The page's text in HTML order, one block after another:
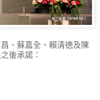
、蘇嘉全、賴清德及陳
後承諾：